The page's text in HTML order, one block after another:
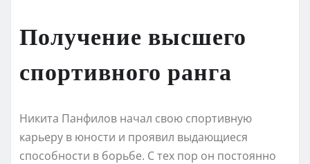
Получение высшего
спортивного ранга
Никита Панфилов начал свою спортивную
карьеру в юности и проявил выдающиеся
способности в борьбе. С тех пор он постоянно